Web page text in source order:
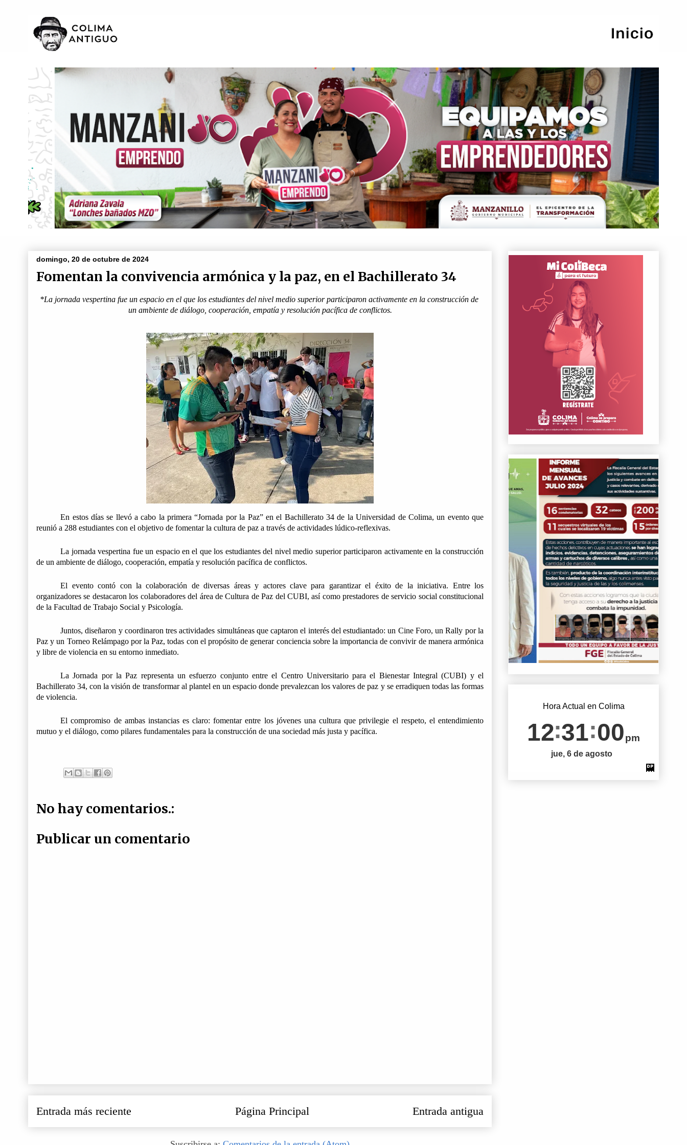
domingo, 20 de octubre de 2024
Fomentan la convivencia armónica y la paz, en el Bachillerato 34
*La jornada vespertina fue un espacio en el que los estudiantes del nivel medio superior participaron activamente en la construcción de
un ambiente de diálogo, cooperación, empatía y resolución pacífica de conflictos.
En estos días se llevó a cabo la primera “Jornada por la Paz” en el Bachillerato 34 de la Universidad de Colima, un evento que
reunió a 288 estudiantes con el objetivo de fomentar la cultura de paz a través de actividades lúdico-reflexivas.
La jornada vespertina fue un espacio en el que los estudiantes del nivel medio superior participaron activamente en la construcción
de un ambiente de diálogo, cooperación, empatía y resolución pacífica de conflictos.
El evento contó con la colaboración de diversas áreas y actores clave para garantizar el éxito de la iniciativa. Entre los
organizadores se destacaron los colaboradores del área de Cultura de Paz del CUBI, así como prestadores de servicio social constitucional
de la Facultad de Trabajo Social y Psicología.
Juntos, diseñaron y coordinaron tres actividades simultáneas que captaron el interés del estudiantado: un Cine Foro, un Rally por la
Paz y un Torneo Relámpago por la Paz, todas con el propósito de generar conciencia sobre la importancia de convivir de manera armónica
y libre de violencia en su entorno inmediato.
La Jornada por la Paz representa un esfuerzo conjunto entre el Centro Universitario para el Bienestar Integral (CUBI) y el
Bachillerato 34, con la visión de transformar al plantel en un espacio donde prevalezcan los valores de paz y se erradiquen todas las formas
de violencia.
El compromiso de ambas instancias es claro: fomentar entre los jóvenes una cultura que privilegie el respeto, el entendimiento
mutuo y el diálogo, como pilares fundamentales para la construcción de una sociedad más justa y pacífica.
No hay comentarios.:
Publicar un comentario
Entrada más reciente Entrada antigua
Página Principal
Hora Actual en Colima
12 31 01pm
jue, 6 de agosto